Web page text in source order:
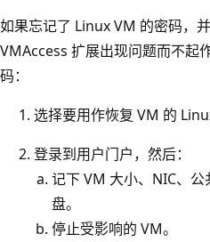
如果忘记了 Linux VM 的密码，
VMAccess 扩展出现问题而不起
码：
选择要用作恢复 VM 的
登录到用户门户，然后：
记下 VM 大小、NIC、
盘。
停止受影响的 VM。